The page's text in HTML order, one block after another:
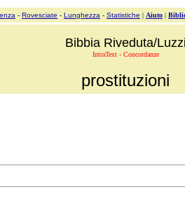
- Rovesciate - Lunghezza - Statistiche | Aiuto |
Bibbia Riveduta/Luzzi
IntraText - Concordanze
prostituzioni